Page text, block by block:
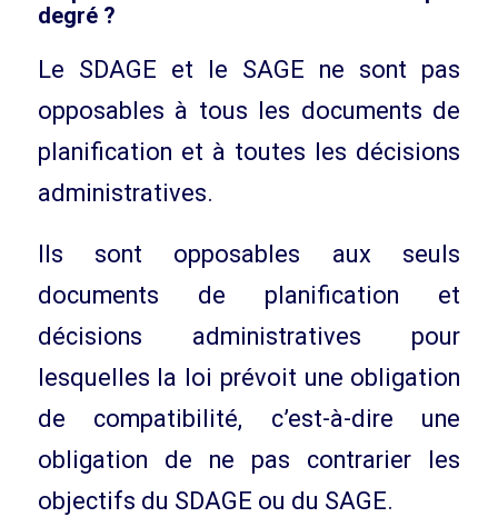
degré ?
Le SDAGE et le SAGE ne sont pas
opposables à tous les documents de
planification et à toutes les décisions
administratives.
Ils sont opposables aux seuls
documents de planification et
décisions administratives pour
lesquelles la loi prévoit une obligation
de compatibilité, c’est-à-dire une
obligation de ne pas contrarier les
objectifs du SDAGE ou du SAGE.